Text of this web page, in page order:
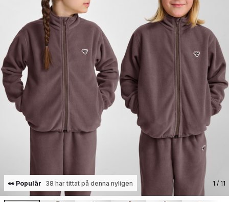
👀 Populär 38 har tittat på denna nyligen 1 / 11